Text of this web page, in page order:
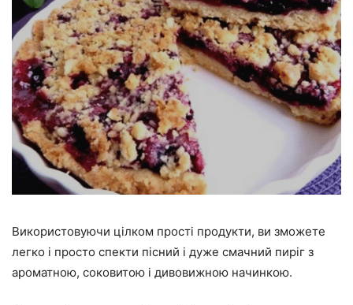
Використовуючи цілком прості продукти, ви зможете
легко і просто спекти пісний і дуже смачний пиріг з
ароматною, соковитою і дивовижною начинкою.